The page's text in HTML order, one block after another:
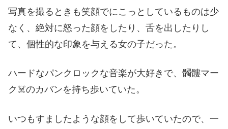
写真を撮るときも笑顔でにこっとしているものは少
なく、絶対に怒った顔をしたり、舌を出したりし
て、個性的な印象を与える女の子だった。
ハードなパンクロックな音楽が大好きで、髑髏マー
ク☠️のカバンを持ち歩いていた。
いつもすましたような顔をして歩いていたので、一